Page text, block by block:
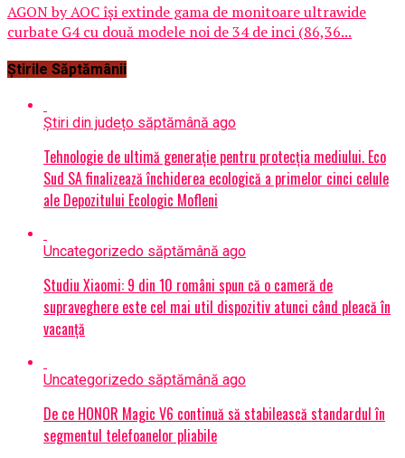
AGON by AOC își extinde gama de monitoare ultrawide
curbate G4 cu două modele noi de 34 de inci (86,36...
Știrile Săptămânii
Știri din județo săptămână ago
Tehnologie de ultimă generație pentru protecția mediului. Eco
Sud SA finalizează închiderea ecologică a primelor cinci celule
ale Depozitului Ecologic Mofleni
Uncategorizedo săptămână ago
Studiu Xiaomi: 9 din 10 români spun că o cameră de
supraveghere este cel mai util dispozitiv atunci când pleacă în
vacanță
Uncategorizedo săptămână ago
De ce HONOR Magic V6 continuă să stabilească standardul în
segmentul telefoanelor pliabile